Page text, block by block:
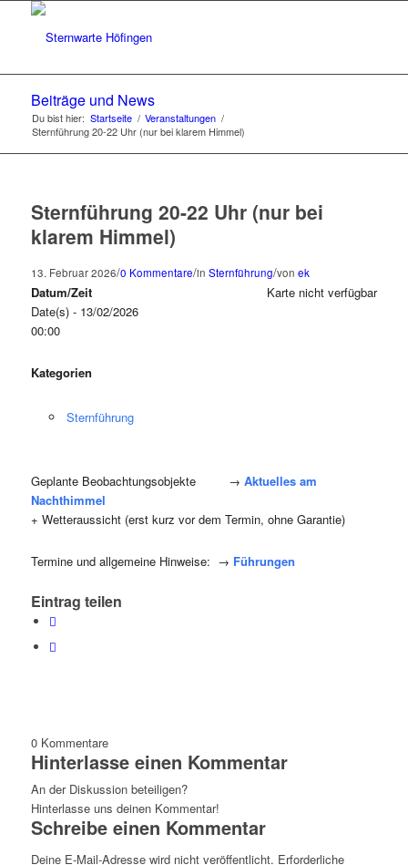
Beiträge und News
Du bist hier: Startseite / Veranstaltungen /
Sternführung 20-22 Uhr (nur bei klarem Himmel)
Sternführung 20-22 Uhr (nur bei
klarem Himmel)
13. Februar 2026/0 Kommentare/in Sternführung/von ek
Karte nicht verfügbar
Datum/Zeit
Date(s) - 13/02/2026
00:00
Kategorien
Sternführung
Geplante Beobachtungsobjekte → Aktuelles am
Nachthimmel
+ Wetteraussicht (erst kurz vor dem Termin, ohne Garantie)
Termine und allgemeine Hinweise: → Führungen
Eintrag teilen
0 Kommentare
Hinterlasse einen Kommentar
An der Diskussion beteiligen?
Hinterlasse uns deinen Kommentar!
Schreibe einen Kommentar
Deine E-Mail-Adresse wird nicht veröffentlicht. Erforderliche